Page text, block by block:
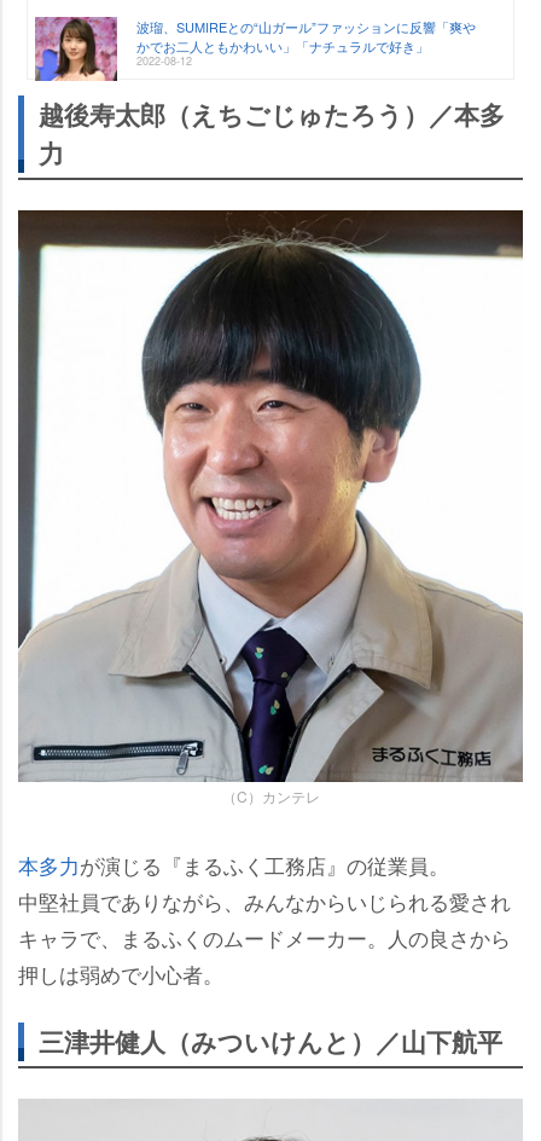
波瑠、SUMIREとの“山ガール”ファッションに反響「爽
かでお二人ともかわいい」「ナチュラルで好き」
2022-08-12
越後寿太郎（えちごじゅたろう）／本多
力
（C）カンテレ
本多力が演じる『まるふく工務店』の従業員。
中堅社員でありながら、みんなからいじられる愛され
キャラで、まるふくのムードメーカー。人の良さから
押しは弱めで小心者。
三津井健人（みついけんと）／山下航平